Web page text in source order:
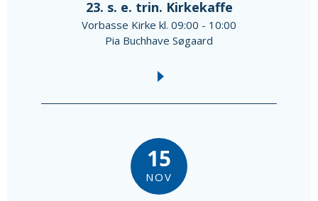
23. s. e. trin. Kirkekaffe
Vorbasse Kirke kl. 09:00 - 10:00
Pia Buchhave Søgaard
15
NOV